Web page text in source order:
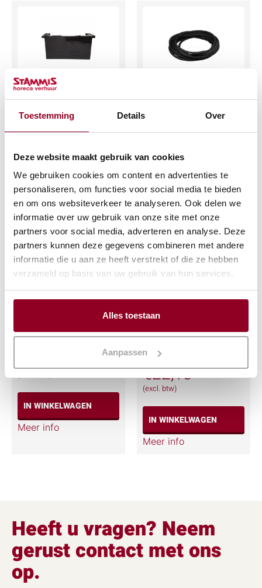
Toestemming Details Over
Deze website maakt gebruik van cookies
We gebruiken cookies om content en advertenties te
personaliseren, om functies voor social media te bieden
en om ons websiteverkeer te analyseren. Ook delen we
informatie over uw gebruik van onze site met onze
partners voor social media, adverteren en analyse. Deze
partners kunnen deze gegevens combineren met andere
informatie die u aan ze heeft verstrekt of die ze hebben
verzameld op basis van uw gebruik van hun services.
Alles toestaan
Aanpassen
luxe barombouw
zwart 200 cm
€114,95
IN WINKELWAGEN
Meer info
Geïsoleerde
bierleiding 25mtr.
€6,32
IN WINKELWAGEN
Meer info
Klapbuffet
IN WINKELWAGEN
Meer info
Mobiel afgiftebuffet
130x60cm.
€22,13
(excl. btw)
IN WINKELWAGEN
Meer info
Heeft u vragen? Neem
gerust contact met ons
op.